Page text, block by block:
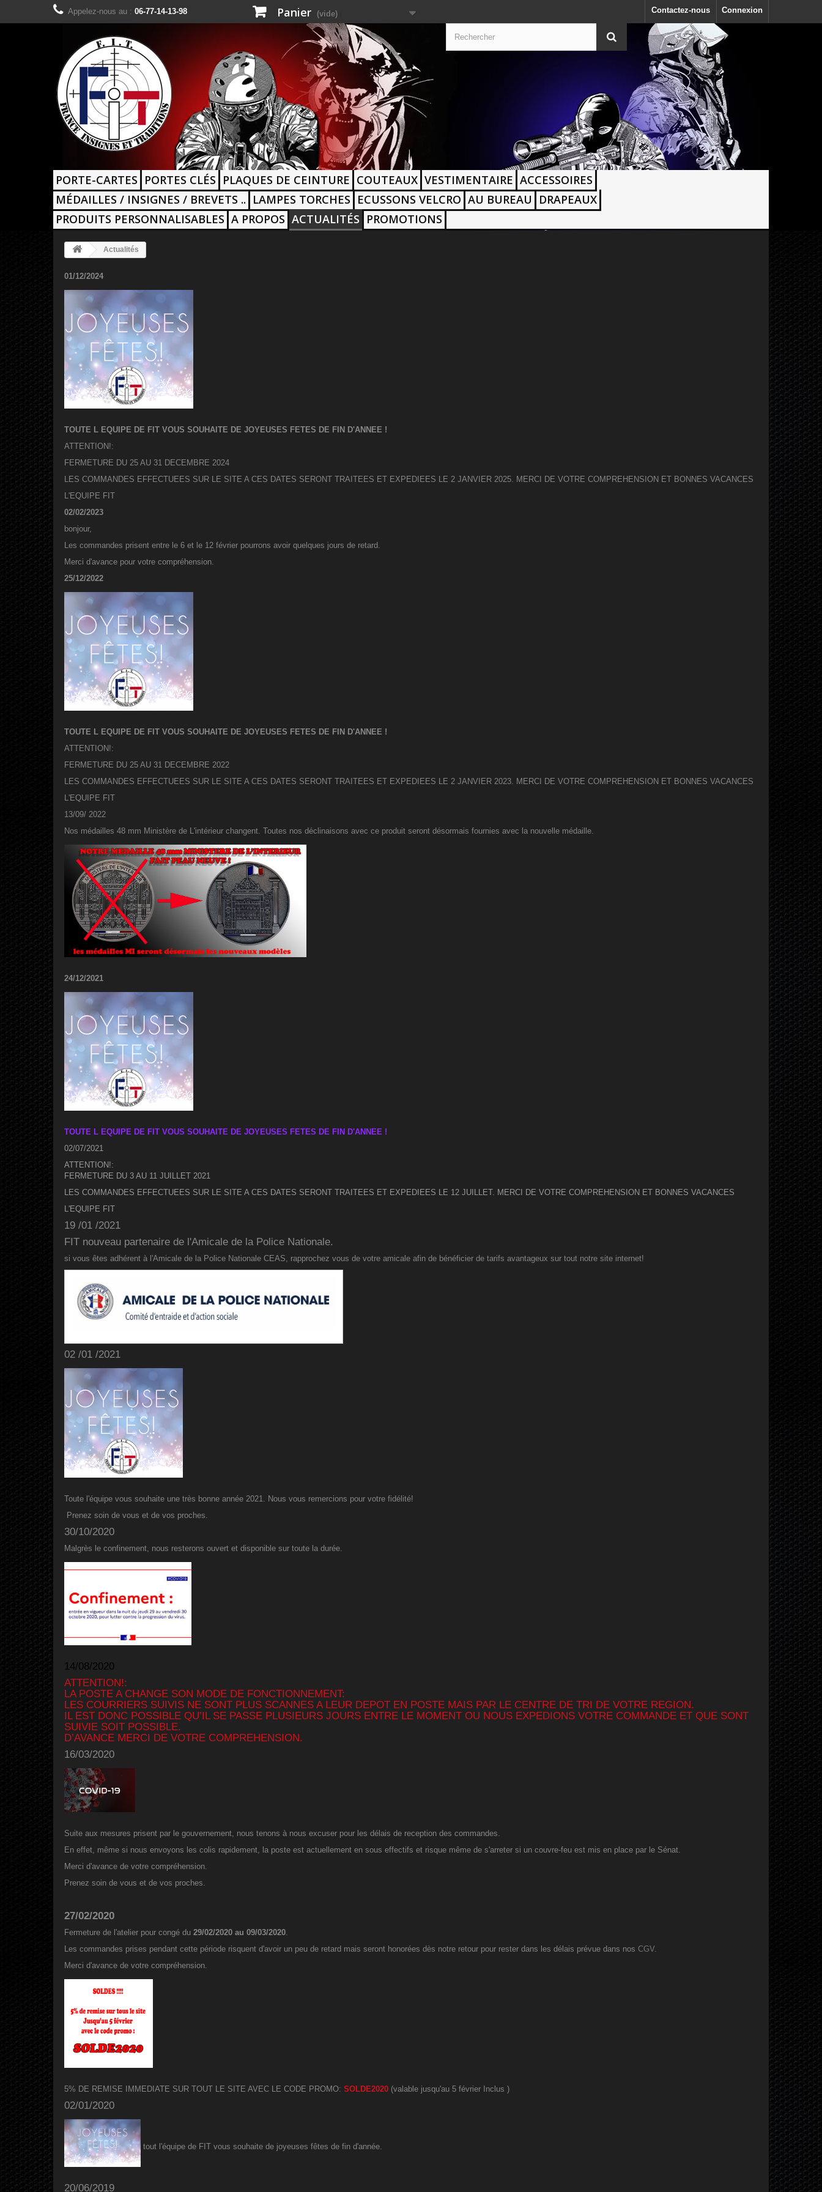
Connexion
Contactez-nous
Appelez-nous au : 06-77-14-13-98 Panier (vide)
PORTE-CARTES PORTES CLÉS PLAQUES DE CEINTURE COUTEAUX VESTIMENTAIRE ACCESSOIRES
MÉDAILLES / INSIGNES / BREVETS .. LAMPES TORCHES ECUSSONS VELCRO AU BUREAU DRAPEAUX
PRODUITS PERSONNALISABLES A PROPOS ACTUALITÉS PROMOTIONS
Actualités
01/12/2024
TOUTE L EQUIPE DE FIT VOUS SOUHAITE DE JOYEUSES FETES DE FIN D'ANNEE !
ATTENTION!:
FERMETURE DU 25 AU 31 DECEMBRE 2024
LES COMMANDES EFFECTUEES SUR LE SITE A CES DATES SERONT TRAITEES ET EXPEDIEES LE 2 JANVIER 2025. MERCI DE VOTRE COMPREHENSION ET BONNES VACANCES
L'EQUIPE FIT
02/02/2023
bonjour,
Les commandes prisent entre le 6 et le 12 février pourrons avoir quelques jours de retard.
Merci d'avance pour votre compréhension.
25/12/2022
TOUTE L EQUIPE DE FIT VOUS SOUHAITE DE JOYEUSES FETES DE FIN D'ANNEE !
ATTENTION!:
FERMETURE DU 25 AU 31 DECEMBRE 2022
LES COMMANDES EFFECTUEES SUR LE SITE A CES DATES SERONT TRAITEES ET EXPEDIEES LE 2 JANVIER 2023. MERCI DE VOTRE COMPREHENSION ET BONNES VACANCES
L'EQUIPE FIT
13/09/ 2022
Nos médailles 48 mm Ministère de L'intérieur changent. Toutes nos déclinaisons avec ce produit seront désormais fournies avec la nouvelle médaille.
24/12/2021
TOUTE L EQUIPE DE FIT VOUS SOUHAITE DE JOYEUSES FETES DE FIN D'ANNEE !
02/07/2021
ATTENTION!:
FERMETURE DU 3 AU 11 JUILLET 2021
LES COMMANDES EFFECTUEES SUR LE SITE A CES DATES SERONT TRAITEES ET EXPEDIEES LE 12 JUILLET. MERCI DE VOTRE COMPREHENSION ET BONNES VACANCES
L'EQUIPE FIT
19 /01 /2021
FIT nouveau partenaire de l'Amicale de la Police Nationale.
si vous êtes adhérent à l'Amicale de la Police Nationale CEAS, rapprochez vous de votre amicale afin de bénéficier de tarifs avantageux sur tout notre site internet!
02 /01 /2021
Toute l'équipe vous souhaite une très bonne année 2021. Nous vous remercions pour votre fidélité!
Prenez soin de vous et de vos proches.
30/10/2020
Malgrès le confinement, nous resterons ouvert et disponible sur toute la durée.
14/08/2020
ATTENTION!:
LA POSTE A CHANGE SON MODE DE FONCTIONNEMENT:
LES COURRIERS SUIVIS NE SONT PLUS SCANNES A LEUR DEPOT EN POSTE MAIS PAR LE CENTRE DE TRI DE VOTRE REGION.
IL EST DONC POSSIBLE QU’IL SE PASSE PLUSIEURS JOURS ENTRE LE MOMENT OU NOUS EXPEDIONS VOTRE COMMANDE ET QUE SONT
SUIVIE SOIT POSSIBLE.
D’AVANCE MERCI DE VOTRE COMPREHENSION.
16/03/2020
Suite aux mesures prisent par le gouvernement, nous tenons à nous excuser pour les délais de reception des commandes.
En effet, même si nous envoyons les colis rapidement, la poste est actuellement en sous effectifs et risque même de s'arreter si un couvre-feu est mis en place par le Sénat.
Merci d'avance de votre compréhension.
Prenez soin de vous et de vos proches.
27/02/2020
Fermeture de l'atelier pour congé du 29/02/2020 au 09/03/2020
Les commandes prises pendant cette période risquent d'avoir un peu de retard mais seront honorées dès notre retour pour rester dans les délais prévue dans nos CGV.
Merci d'avance de votre compréhension.
5% DE REMISE IMMEDIATE SUR TOUT LE SITE AVEC LE CODE PROMO: SOLDE2020 (valable jusqu'au 5 février Inclus )
02/01/2020
tout l'équipe de FIT vous souhaite de joyeuses fêtes de fin d'année.
20/06/2019